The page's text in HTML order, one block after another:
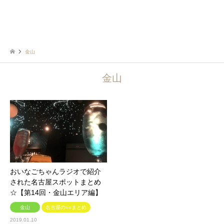
金山
金山
おいなごちゃんラジオで紹介
された名古屋スポットまとめ
☆【第14回・金山エリア編】
金山 名古屋の○○まとめ
2019.01.10